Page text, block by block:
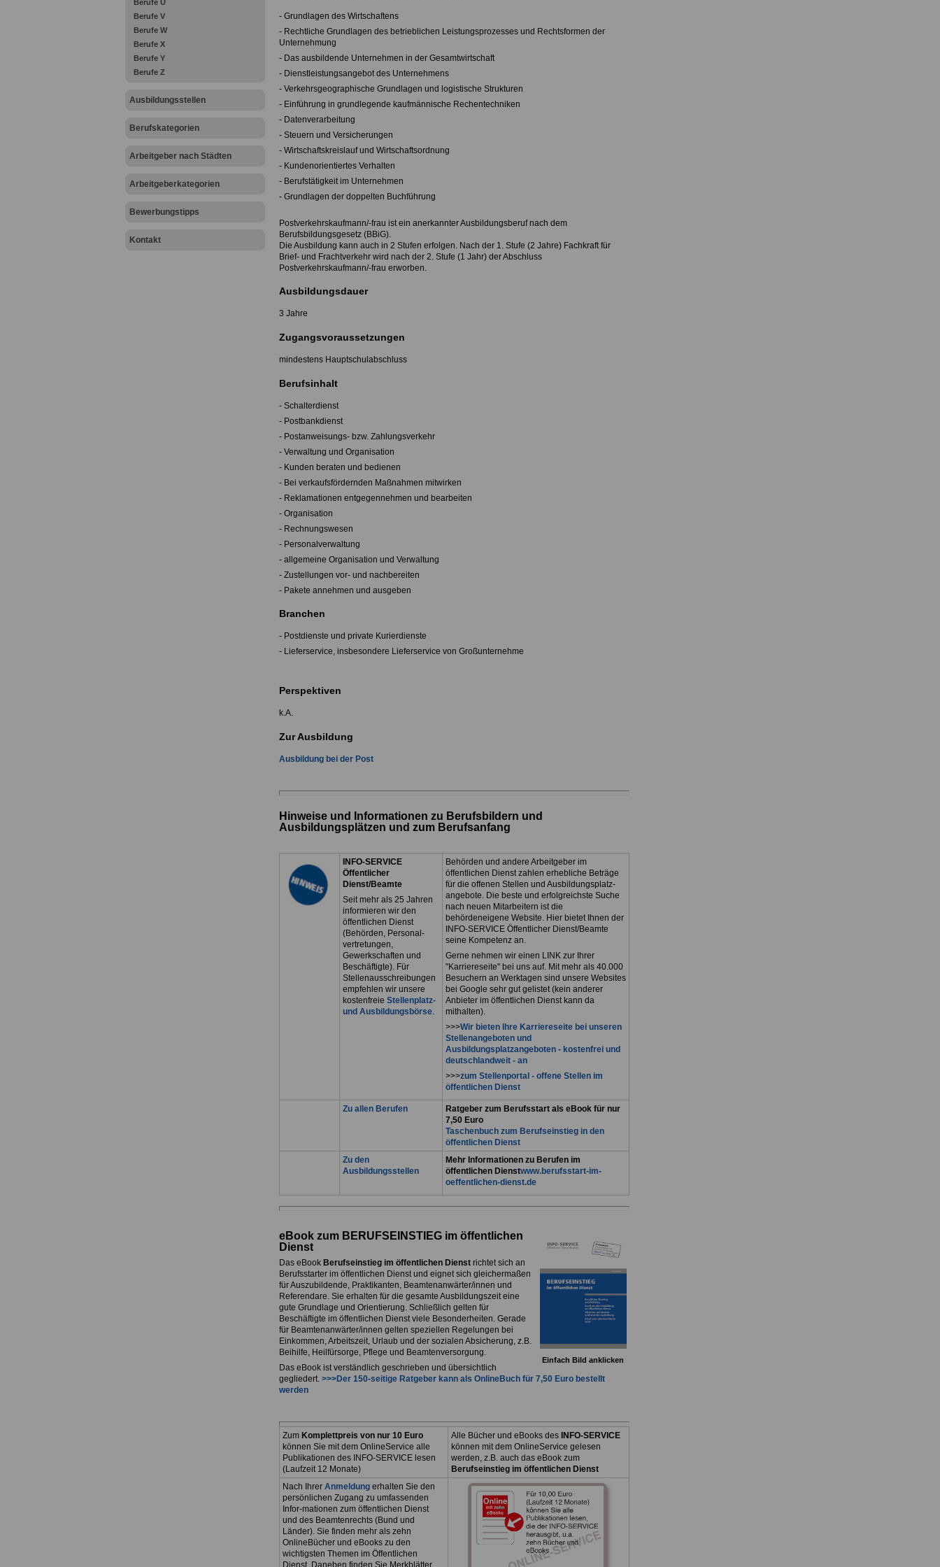
Berufe U
Berufe V
Berufe W
Berufe X
Berufe Y
Berufe Z
Ausbildungsstellen
Berufskategorien
Arbeitgeber nach Städten
Arbeitgeberkategorien
Bewerbungstipps
Kontakt
- Grundlagen des Wirtschaftens
- Rechtliche Grundlagen des betrieblichen Leistungsprozesses und Rechtsformen der
Unternehmung
- Das ausbildende Unternehmen in der Gesamtwirtschaft
- Dienstleistungsangebot des Unternehmens
- Verkehrsgeographische Grundlagen und logistische Strukturen
- Einführung in grundlegende kaufmännische Rechentechniken
- Datenverarbeitung
- Steuern und Versicherungen
- Wirtschaftskreislauf und Wirtschaftsordnung
- Kundenorientiertes Verhalten
- Berufstätigkeit im Unternehmen
- Grundlagen der doppelten Buchführung
Postverkehrskaufmann/-frau ist ein anerkannter Ausbildungsberuf nach dem
Berufsbildungsgesetz (BBiG).
Die Ausbildung kann auch in 2 Stufen erfolgen. Nach der 1. Stufe (2 Jahre) Fachkraft für
Brief- und Frachtverkehr wird nach der 2. Stufe (1 Jahr) der Abschluss
Postverkehrskaufmann/-frau erworben.
Ausbildungsdauer
3 Jahre
Zugangsvoraussetzungen
mindestens Hauptschulabschluss
Berufsinhalt
- Schalterdienst
- Postbankdienst
- Postanweisungs- bzw. Zahlungsverkehr
- Verwaltung und Organisation
- Kunden beraten und bedienen
- Bei verkaufsfördernden Maßnahmen mitwirken
- Reklamationen entgegennehmen und bearbeiten
- Organisation
- Rechnungswesen
- Personalverwaltung
- allgemeine Organisation und Verwaltung
- Zustellungen vor- und nachbereiten
- Pakete annehmen und ausgeben
Branchen
- Postdienste und private Kurierdienste
- Lieferservice, insbesondere Lieferservice von Großunternehme
Perspektiven
k.A.
Zur Ausbildung
Ausbildung bei der Post
Hinweise und Informationen zu Berufsbildern und
Ausbildungsplätzen und zum Berufsanfang
INFO-SERVICE
Öffentlicher
Dienst/Beamte
Seit mehr als 25 Jahren
informieren wir den
öffentlichen Dienst
(Behörden, Personal-
vertretungen,
Gewerkschaften und
Beschäftigte). Für
Stellenausschreibungen
empfehlen wir unsere
kostenfreie Stellenplatz-
und Ausbildungsbörse.
Behörden und andere Arbeitgeber im
öffentlichen Dienst zahlen erhebliche Beträge
für die offenen Stellen und Ausbildungsplatz-
angebote. Die beste und erfolgreichste Suche
nach neuen Mitarbeitern ist die
behördeneigene Website. Hier bietet Ihnen der
INFO-SERVICE Öffentlicher Dienst/Beamte
seine Kompetenz an.
Gerne nehmen wir einen LINK zur Ihrer
"Karriereseite" bei uns auf. Mit mehr als 40.000
Besuchern an Werktagen sind unsere Websites
bei Google sehr gut gelistet (kein anderer
Anbieter im öffentlichen Dienst kann da
mithalten).
>>>Wir bieten Ihre Karriereseite bei unseren
Stellenangeboten und
Ausbildungsplatzangeboten - kostenfrei und
deutschlandweit - an
>>>zum Stellenportal - offene Stellen im
öffentlichen Dienst
Zu allen Berufen
Ratgeber zum Berufsstart als eBook für nur
7,50 Euro
Taschenbuch zum Berufseinstieg in den
öffentlichen Dienst
Zu den
Ausbildungsstellen
Mehr Informationen zu Berufen im
öffentlichen Dienstwww.berufsstart-im-
oeffentlichen-dienst.de
Einfach Bild anklicken
eBook zum BERUFSEINSTIEG im öffentlichen
Dienst
Das eBook Berufseinstieg im öffentlichen Dienst richtet sich an
Berufsstarter im öffentlichen Dienst und eignet sich gleichermaßen
für Auszubildende, Praktikanten, Beamtenanwärter/innen und
Referendare. Sie erhalten für die gesamte Ausbildungszeit eine
gute Grundlage und Orientierung. Schließlich gelten für
Beschäftigte im öffentlichen Dienst viele Besonderheiten. Gerade
für Beamtenanwärter/innen gelten speziellen Regelungen bei
Einkommen, Arbeitszeit, Urlaub und der sozialen Absicherung, z.B.
Beihilfe, Heilfürsorge, Pflege und Beamtenversorgung.
Das eBook ist verständlich geschrieben und übersichtlich
gegliedert. >>>Der 150-seitige Ratgeber kann als OnlineBuchfür 7,50 Euro bestellt
werden
Zum Komplettpreis von nur 10 Euro
können Sie mit dem OnlineService alle
Publikationen des INFO-SERVICE lesen
(Laufzeit 12 Monate)
Alle Bücher und eBooks des INFO-SERVICE
können mit dem OnlineService gelesen
werden, z.B. auch das eBook zum
Berufseinstieg im öffentlichen Dienst
Nach Ihrer Anmeldungerhalten Sie den
persönlichen Zugang zu umfassenden
Infor-mationen zum öffentlichen Dienst
und des Beamtenrechts (Bund und
Länder). Sie finden mehr als zehn
OnlineBücher und eBooks zu den
wichtigsten Themen im Öffentlichen
Dienst. Daneben finden Sie Merkblätter,